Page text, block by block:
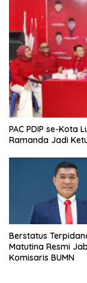
PAC PDIP se-Kota
Ramanda Jadi
Berstatus
Matutina Resmi
Komisaris BUMN